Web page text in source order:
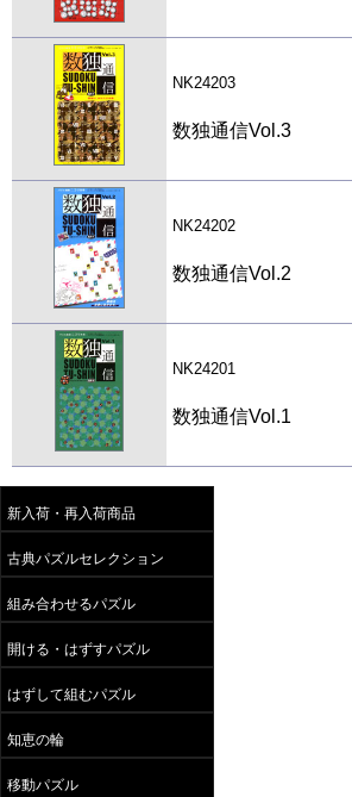
NK24203
数独通信Vol.3
NK24202
数独通信Vol.2
NK24201
数独通信Vol.1
新入荷・再入荷商品
古典パズルセレクション
組み合わせるパズル
開ける・はずすパズル
はずして組むパズル
知恵の輪
移動パズル